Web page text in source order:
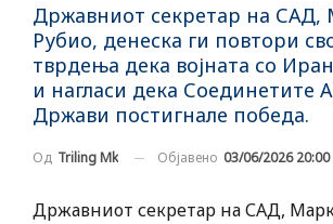
Државниот секретар на САД,
Рубио, денеска ги повтори
тврдења дека војната со
и нагласи дека Соединетите
Држави постигнале победа.
Од Triling Mk Објавено 03/06/2026 20:00
Државниот секретар на САД,